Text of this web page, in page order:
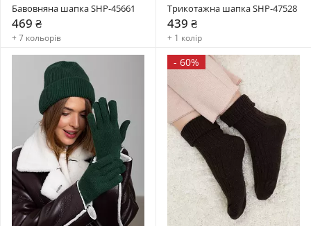
Бавовняна шапка SHP-45661
469 ₴
+ 7 кольорів
Трикотажна шапка SHP-47528
439 ₴
+ 1 колір
- 60%